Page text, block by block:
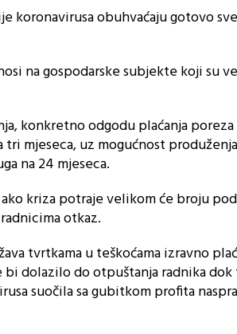
koronavirusa obuhvaćaju gotovo
na gospodarske subjekte koji su
konkretno odgodu plaćanja
mjeseca, uz mogućnost
na 24 mjeseca.
kriza potraje velikom će broju
otkaz.
tvrtkama u teškoćama izravno
dolazilo do otpuštanja radnika dok
suočila sa gubitkom profita